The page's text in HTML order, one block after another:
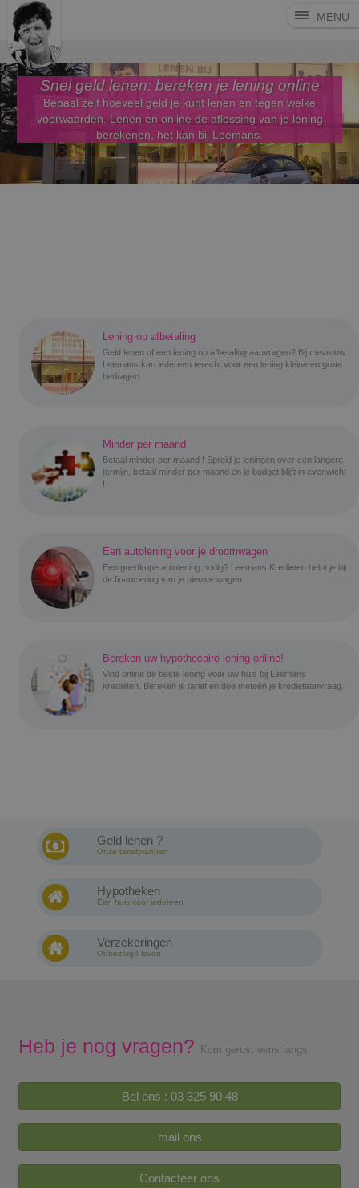
MENU
Snel geld lenen: bereken je lening online
Bepaal zelf hoeveel geld je kunt lenen en tegen welke
voorwaarden. Lenen en online de aflossing van je lening
berekenen, het kan bij Leemans.
Lening op afbetaling
Geld lenen of een lening op afbetaling aanvragen? Bij mevrouw
Leemans kan iedereen terecht voor een lening kleine en grote
bedragen
Minder per maand
Betaal minder per maand ! Spreid je leningen over een langere
termijn, betaal minder per maand en je budget blijft in evenwicht
!
Een autolening voor je droomwagen
Een goedkope autolening nodig? Leemans Kredieten helpt je bij
de financiering van je nieuwe wagen.
Bereken uw hypothecaire lening online!
Vind online de beste lening voor uw huis bij Leemans
kredieten. Bereken je tarief en doe meteen je kredietaanvraag.
Geld lenen ?
Onze tariefplannen
Hypotheken
Een huis voor iedereen
Verzekeringen
Onbezorgd leven
Heb je nog vragen? Kom gerust eens langs
Bel ons : 03 325 90 48
mail ons
Contacteer ons